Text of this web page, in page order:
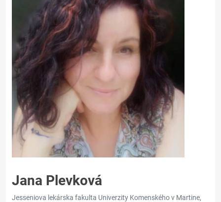
Jana Plevková
Jesseniova lekárska fakulta Univerzity Komenského v Martine,